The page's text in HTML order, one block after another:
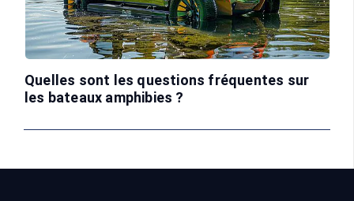
Quelles sont les questions fréquentes sur
les bateaux amphibies ?